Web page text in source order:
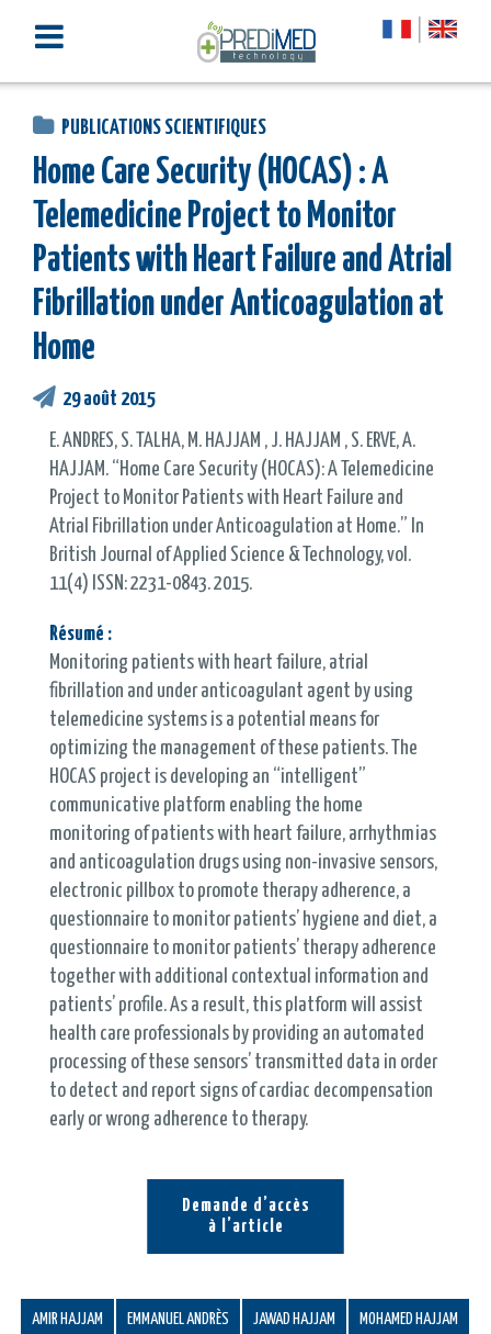
PUBLICATIONS SCIENTIFIQUES
Home Care Security (HOCAS) : A
Telemedicine Project to Monitor
Patients with Heart Failure and Atrial
Fibrillation under Anticoagulation at
Home
29 août 2015
E. ANDRES, S. TALHA, M. HAJJAM , J. HAJJAM , S. ERVE, A.
HAJJAM. “Home Care Security (HOCAS): A Telemedicine
Project to Monitor Patients with Heart Failure and
Atrial Fibrillation under Anticoagulation at Home.” In
British Journal of Applied Science & Technology, vol.
11(4) ISSN: 2231-0843. 2015.
Résumé :
Monitoring patients with heart failure, atrial
fibrillation and under anticoagulant agent by using
telemedicine systems is a potential means for
optimizing the management of these patients. The
HOCAS project is developing an “intelligent”
communicative platform enabling the home
monitoring of patients with heart failure, arrhythmias
and anticoagulation drugs using non-invasive sensors,
electronic pillbox to promote therapy adherence, a
questionnaire to monitor patients’ hygiene and diet, a
questionnaire to monitor patients’ therapy adherence
together with additional contextual information and
patients’ profile. As a result, this platform will assist
health care professionals by providing an automated
processing of these sensors’ transmitted data in order
to detect and report signs of cardiac decompensation
early or wrong adherence to therapy.
Demande d’accès
à l’article
AMIR HAJJAM EMMANUEL ANDRÈS JAWAD HAJJAM MOHAMED HAJJAM